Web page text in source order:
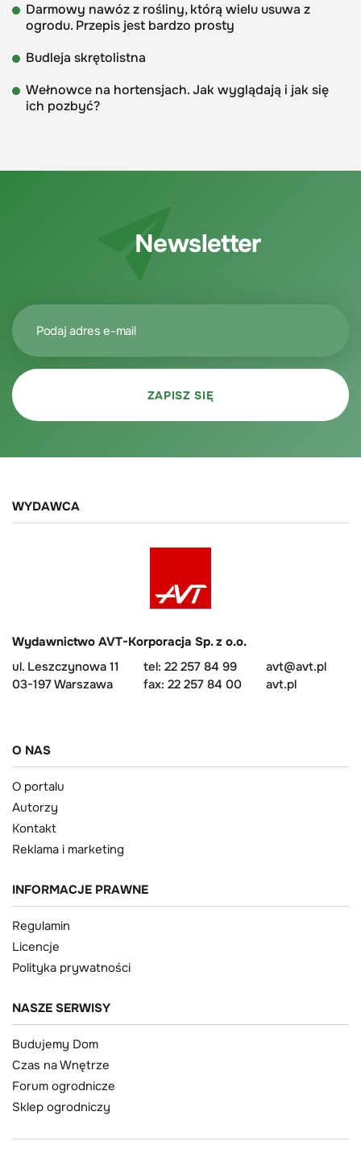
Darmowy nawóz z rośliny, którą wielu usuwa z
ogrodu. Przepis jest bardzo prosty
Budleja skrętolistna
Wełnowce na hortensjach. Jak wyglądają i jak się
ich pozbyć?
Newsletter
WYDAWCA
Wydawnictwo AVT-Korporacja Sp. z o.o.
ul. Leszczynowa 11
03-197 Warszawa
tel: 22 257 84 99
fax: 22 257 84 00
avt@avt.pl
avt.pl
O NAS
O portalu
Autorzy
Kontakt
Reklama i marketing
INFORMACJE PRAWNE
Regulamin
Licencje
Polityka prywatności
NASZE SERWISY
Budujemy Dom
Czas na Wnętrze
Forum ogrodnicze
Sklep ogrodniczy